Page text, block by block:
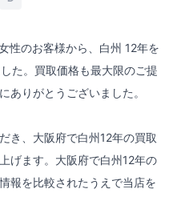
性のお客様から、白州 12年を
た。買取価格も最大限のご提
ありがとうございました。
き、大阪府で白州12年の買取
げます。大阪府で白州12年の
報を比較されたうえで当店を